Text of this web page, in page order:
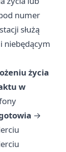
numer
służą
niebędącym
życia
w
→